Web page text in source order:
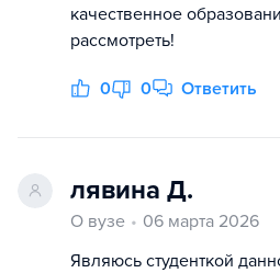
качественное
рассмотреть!
0 0 Ответить
лявина Д.
О вузе
06 марта 2026
Являюсь студенткой